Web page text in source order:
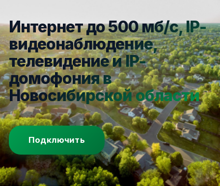
Интернет до 500 мб/с, IP-
видеонаблюдение,
телевидение и IP-
домофония в
Новосибирской области
Подключить